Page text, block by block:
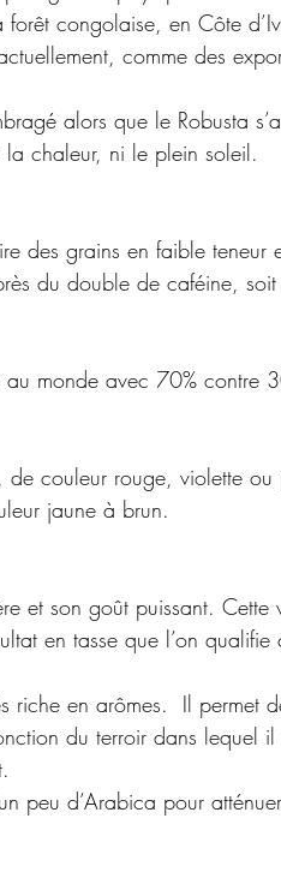
congolaise, en Côte
comme des
alors que le Robusta
chaleur, ni le plein soleil.
des grains en faible teneur
du double de caféine, soit
monde avec 70% contre
couleur rouge, violette ou
jaune à brun.
et son goût puissant. Cette
en tasse que l’on qualifie
riche en arômes.  Il permet
du terroir dans lequel
peu d’Arabica pour